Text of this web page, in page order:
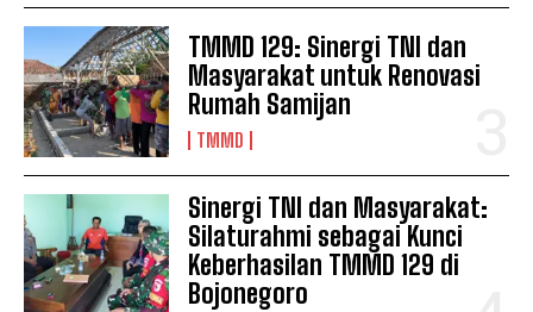
TMMD 129: Sinergi TNI dan
Masyarakat untuk Renovasi
Rumah Samijan
TMMD
Sinergi TNI dan Masyarakat:
Silaturahmi sebagai Kunci
Keberhasilan TMMD 129 di
Bojonegoro